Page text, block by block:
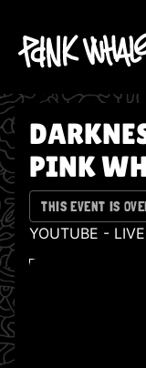
PINK
THIS EVENT IS
YOUTUBE -